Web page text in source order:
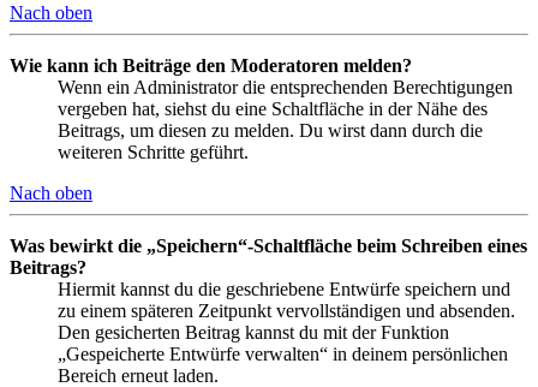
Nach oben
Wie kann ich Beiträge den Moderatoren melden?
Wenn ein Administrator die entsprechenden Berechtigungen
vergeben hat, siehst du eine Schaltfläche in der Nähe des
Beitrags, um diesen zu melden. Du wirst dann durch die
weiteren Schritte geführt.
Nach oben
Was bewirkt die „Speichern“-Schaltfläche beim Schreiben eines
Beitrags?
Hiermit kannst du die geschriebene Entwürfe speichern und
zu einem späteren Zeitpunkt vervollständigen und absenden.
Den gesicherten Beitrag kannst du mit der Funktion
„Gespeicherte Entwürfe verwalten“ in deinem persönlichen
Bereich erneut laden.